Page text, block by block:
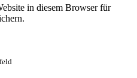
in diesem Browser für